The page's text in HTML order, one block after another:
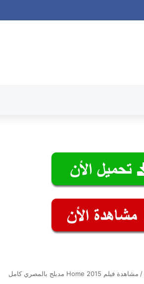
/ مشاهدة فيلم Home 2015 مدبلج بالمصري كامل